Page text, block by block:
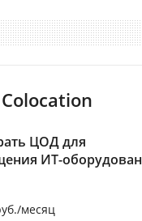
Colocation
ЦОД для
ИТ-
месяц